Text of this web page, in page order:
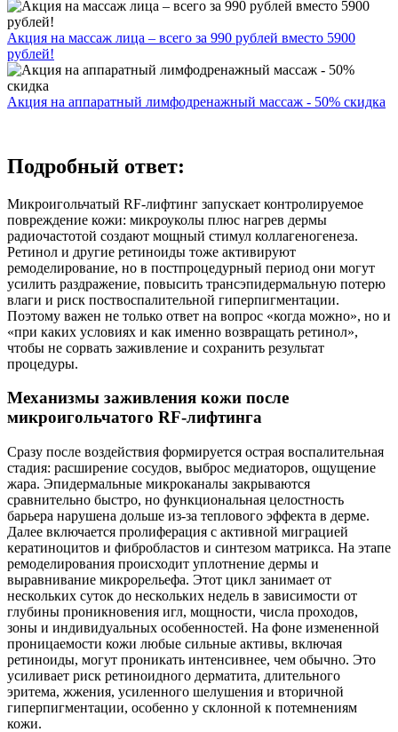
Акция на массаж лица – всего за 990 рублей вместо 5900
рублей!
Акция на аппаратный лимфодренажный массаж - 50% скидка
Подробный ответ:
Микроигольчатый RF‑лифтинг запускает контролируемое
повреждение кожи: микроуколы плюс нагрев дермы
радиочастотой создают мощный стимул коллагеногенеза.
Ретинол и другие ретиноиды тоже активируют
ремоделирование, но в постпроцедурный период они могут
усилить раздражение, повысить трансэпидермальную потерю
влаги и риск поствоспалительной гиперпигментации.
Поэтому важен не только ответ на вопрос «когда можно», но и
«при каких условиях и как именно возвращать ретинол»,
чтобы не сорвать заживление и сохранить результат
процедуры.
Механизмы заживления кожи после
микроигольчатого RF‑лифтинга
Сразу после воздействия формируется острая воспалительная
стадия: расширение сосудов, выброс медиаторов, ощущение
жара. Эпидермальные микроканалы закрываются
сравнительно быстро, но функциональная целостность
барьера нарушена дольше из‑за теплового эффекта в дерме.
Далее включается пролиферация с активной миграцией
кератиноцитов и фибробластов и синтезом матрикса. На этапе
ремоделирования происходит уплотнение дермы и
выравнивание микрорельефа. Этот цикл занимает от
нескольких суток до нескольких недель в зависимости от
глубины проникновения игл, мощности, числа проходов,
зоны и индивидуальных особенностей. На фоне измененной
проницаемости кожи любые сильные активы, включая
ретиноиды, могут проникать интенсивнее, чем обычно. Это
усиливает риск ретиноидного дерматита, длительного
эритема, жжения, усиленного шелушения и вторичной
гиперпигментации, особенно у склонной к потемнениям
кожи.